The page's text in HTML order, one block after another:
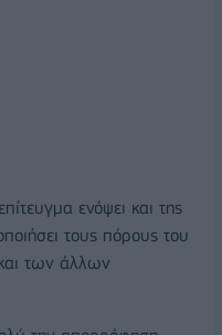
ενόψει και της
τους πόρους του
των άλλων